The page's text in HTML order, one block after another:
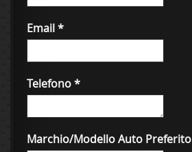
Email*
Telefono*
Marchio/Modello Auto Preferito